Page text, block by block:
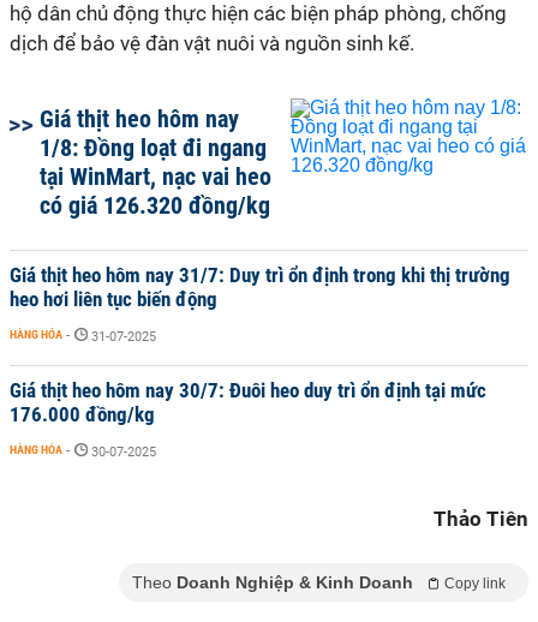
hộ dân chủ động thực hiện các biện pháp phòng, chống
dịch để bảo vệ đàn vật nuôi và nguồn sinh kế.
Giá thịt heo hôm nay
1/8: Đồng loạt đi ngang
tại WinMart, nạc vai heo
có giá 126.320 đồng/kg
Giá thịt heo hôm nay 31/7: Duy trì ổn định trong khi thị trường
heo hơi liên tục biến động
HÀNG HÓA - 31-07-2025
Giá thịt heo hôm nay 30/7: Đuôi heo duy trì ổn định tại mức
176.000 đồng/kg
HÀNG HÓA - 30-07-2025
Thảo Tiên
Theo Doanh Nghiệp & Kinh Doanh Copy link